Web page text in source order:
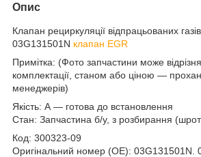
Опис
Клапан рециркуляції відпрацьованих
03G131501N клапан EGR
Примітка: (Фото запчастини може
комплектації, станом або ціною —
менеджерів)
Якість: А — готова до встановлення
Стан: Запчастина б/у, з розбирання
Код: 300323-09
Оригінальний номер (ОЕ): 03G131501N.